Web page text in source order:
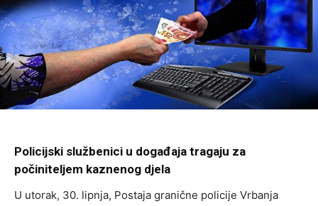
Policijski službenici u događaja tragaju za
počiniteljem kaznenog djela
U utorak, 30. lipnja, Postaja granične policije Vrbanja